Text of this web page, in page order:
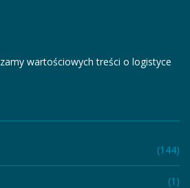
wartościowych treści o logistyce
(144)
(1)